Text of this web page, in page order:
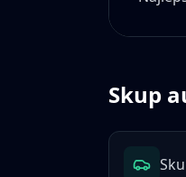
Skup